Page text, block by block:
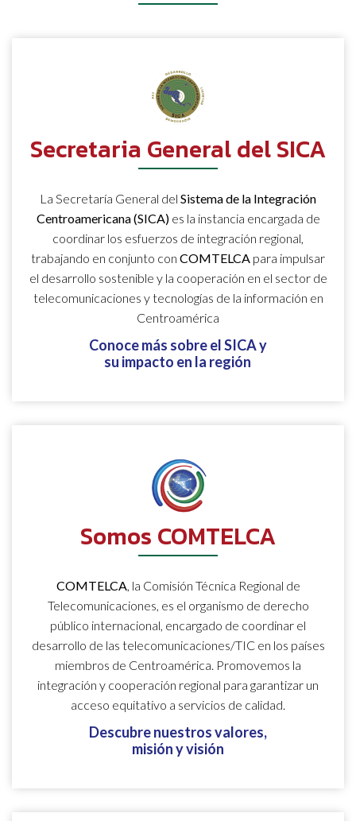
Secretaria General del SICA
La Secretaría General del Sistema de la Integración
Centroamericana (SICA)es la instancia encargada de
coordinar los esfuerzos de integración regional,
trabajando en conjunto con COMTELCA para impulsar
el desarrollo sostenible y la cooperación en el sector de
telecomunicaciones y tecnologías de la información en
Centroamérica
Conoce más sobre el SICA y
su impacto en la región
Somos COMTELCA
COMTELCA, la Comisión Técnica Regional de
Telecomunicaciones, es el organismo de derecho
público internacional, encargado de coordinar el
desarrollo de las telecomunicaciones/TIC en los países
miembros de Centroamérica. Promovemos la
integración y cooperación regional para garantizar un
acceso equitativo a servicios de calidad.
Descubre nuestros valores,
misión y visión